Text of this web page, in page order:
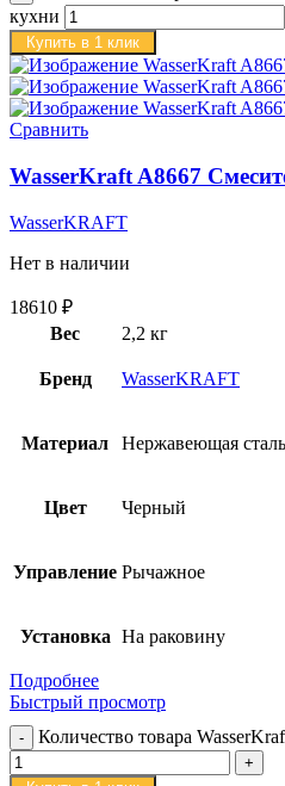
кухни
Купить в 1 клик
Сравнить
WasserKraft A8667
WasserKRAFT
Нет в наличии
18610 ₽
Вес
2,2 кг
Бренд WasserKRAFT
Материал Нержавеющая сталь
Цвет Черный
Управление Рычажное
Установка На раковину
Подробнее
Быстрый просмотр
Количество товара